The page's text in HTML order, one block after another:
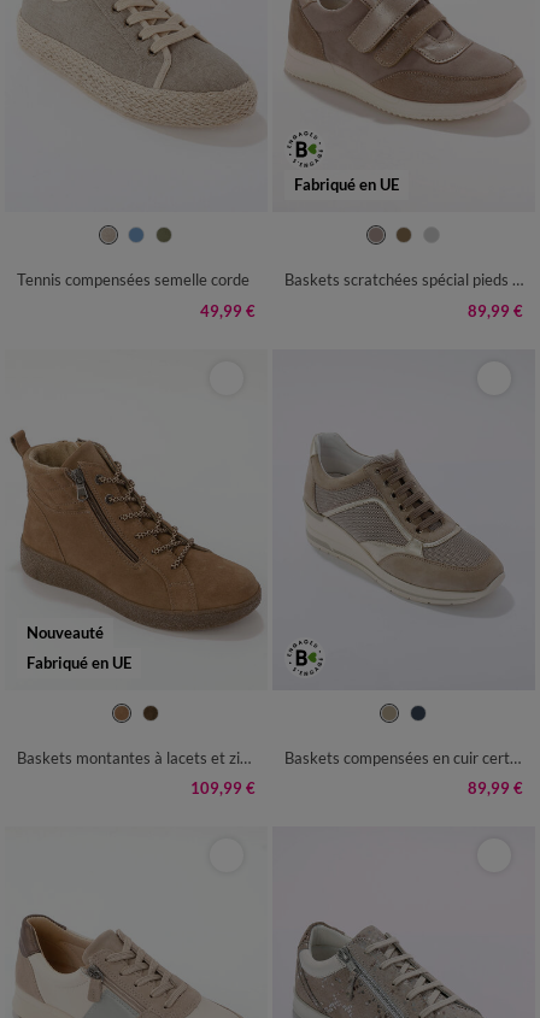
37 38 39
Tennis compensées semelle corde
49,99 €
Fabriqué en UE
37 38 39
Baskets scratchées spécial pieds sensibles en tissu extensible
89,99 €
Nouveauté
Fabriqué en UE
38 39 40
Baskets montantes à lacets et zippées grande largeur
109,99 €
38 39
Baskets compensées en cuir certifié LWG
89,99 €